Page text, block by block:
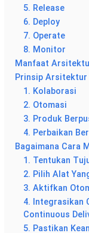
5. Release
6. Deploy
7. Operate
8. Monitor
Manfaat
Prinsip Arsitektur
1. Kolaborasi
2. Otomasi
3. Produk
4. Perbaikan
Bagaimana Cara
1. Tentukan
2. Pilih Alat
3. Aktifkan
4. Integrasikan
Continuous
5. Pastikan